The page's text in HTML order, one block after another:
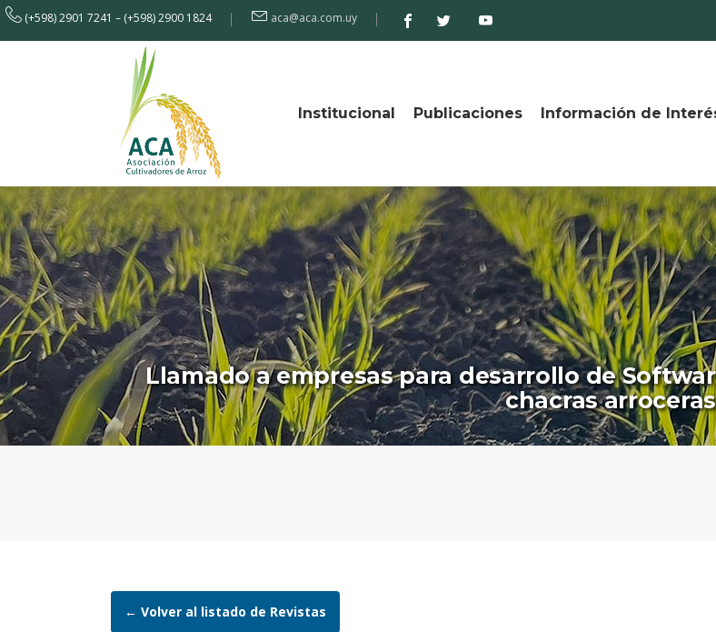
(+598) 2901 7241 – (+598) 2900 1824 aca@aca.com.uy
Institucional Publicaciones Información de
Llamado a empresas para desarrollo de
chacras arroceras
← Volver al listado de Revistas